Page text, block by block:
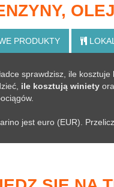
PRODUKTY
sprawdzisz, ile kosztuje
ile kosztują winiety
jest euro (EUR).